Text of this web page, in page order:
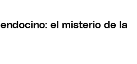
el misterio de la